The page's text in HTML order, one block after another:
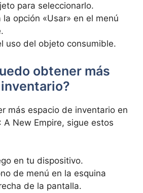
para seleccionarlo.
⁤la opción «Usar» en el menú
uso del objeto consumible.
​obtener más
más espacio de inventario en
A New Empire, sigue estos
en tu dispositivo.
de menú en la⁢ esquina
de la pantalla.